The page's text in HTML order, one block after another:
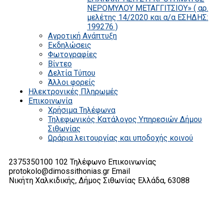
ΝΕΡΟΜΥΛΟΥ ΜΕΤΑΓΓΙΤΣΙΟΥ» ( αρ.
μελέτης 14/2020 και α/α ΕΣΗΔΗΣ:
199276 )
Αγροτική Ανάπτυξη
Εκδηλώσεις
Φωτογραφίες
Βίντεο
Δελτία Τύπου
Άλλοι φορείς
Ηλεκτρονικές Πληρωμές
Επικοινωνία
Χρήσιμα Τηλέφωνα
Τηλεφωνικός Κατάλογος Υπηρεσιών Δήμου
Σιθωνίας
Ωράρια λειτουργίας και υποδοχής κοινού
2375350100 102 Τηλέφωνο Επικοινωνίας
protokolo@dimossithonias.gr Email
Νικήτη Χαλκιδικής, Δήμος Σιθωνίας Ελλάδα, 63088